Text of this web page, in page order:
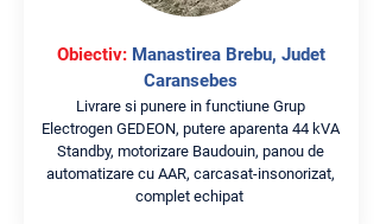
Obiectiv:Manastirea Brebu, Judet
Caransebes
Livrare si punere in functiune Grup
Electrogen GEDEON, putere aparenta 44 kVA
Standby, motorizare Baudouin, panou de
automatizare cu AAR, carcasat-insonorizat,
complet echipat